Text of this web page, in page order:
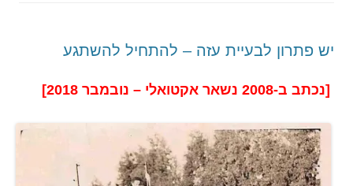
יש פתרון לבעיית עזה – להתחיל להשתגע
[נכתב ב-2008 נשאר אקטואלי – נובמבר 2018]